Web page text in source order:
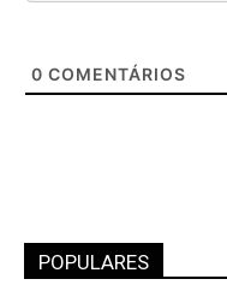
0 COMENTÁRIOS
POPULARES